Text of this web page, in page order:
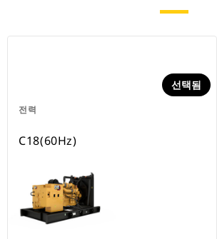
전력
선택됨
C18(60Hz)